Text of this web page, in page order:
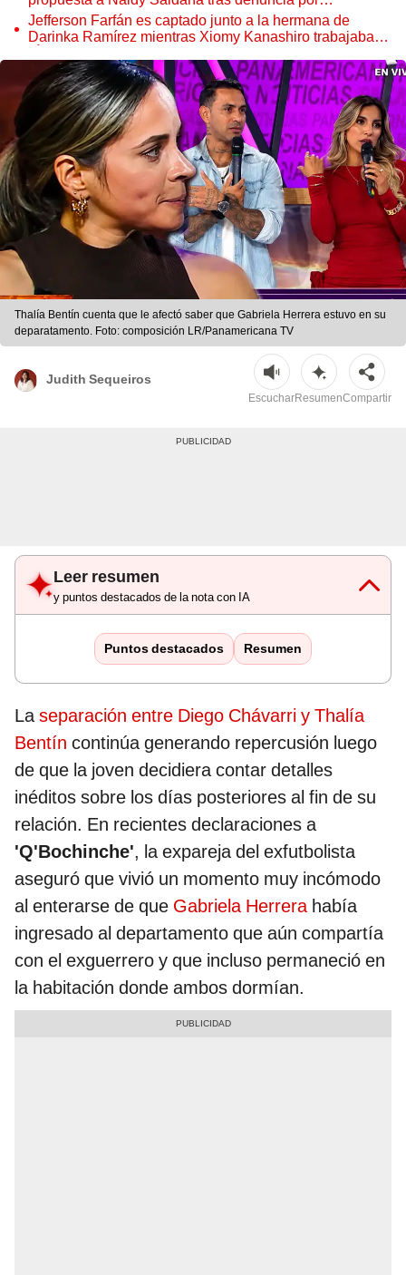
tocamientos
Jefferson Farfán es captado junto a la hermana de
Darinka Ramírez mientras Xiomy Kanashiro trabajaba:
Thalía Bentín cuenta que le afectó saber que Gabriela Herrera estuvo en su
deparatamento. Foto: composición LR/Panamericana TV
Judith Sequeiros
EscucharResumenCompartir
Leer resumen
y puntos destacados de la nota con IA
Puntos destacados Resumen
Laseparación entre Diego Chávarri y Thalía
Bentín continúa generando repercusión luego
de que la joven decidiera contar detalles
inéditos sobre los días posteriores al fin de su
relación. En recientes declaraciones a
'Q'Bochinche', la expareja del exfutbolista
aseguró que vivió un momento muy incómodo
al enterarse de que Gabriela Herrerahabía
ingresado al departamento que aún compartía
con el exguerrero y que incluso permaneció en
la habitación donde ambos dormían.